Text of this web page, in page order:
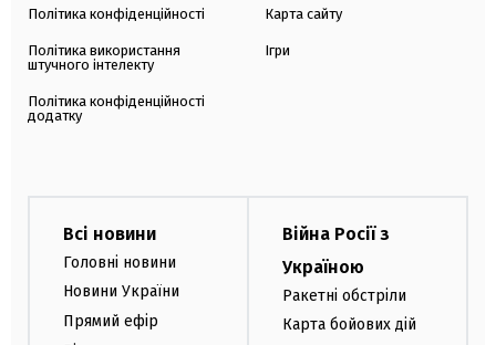
Політика конфіденційності
Політика використання
штучного інтелекту
Політика конфіденційності
додатку
Карта сайту
Ігри
Всі новини
Головні новини
Новини України
Прямий ефір
Війна Росії з
Україною
Ракетні обстріли
Карта бойових дій